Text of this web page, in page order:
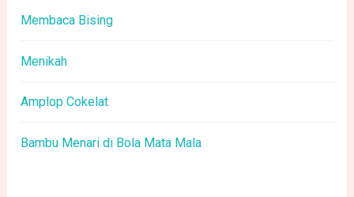
Membaca Bising
Menikah
Amplop Cokelat
Bambu Menari di Bola Mata Mala